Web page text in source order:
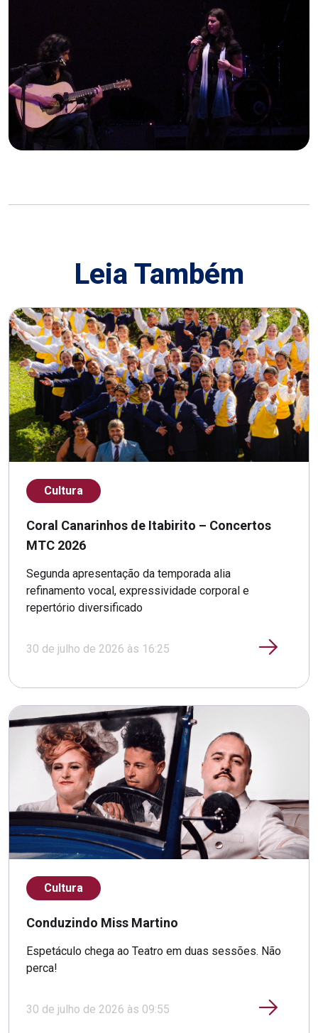
Leia Também
Cultura
Coral Canarinhos de Itabirito – Concertos
MTC 2026
Segunda apresentação da temporada alia
refinamento vocal, expressividade corporal e
repertório diversificado
30 de julho de 2026 às 16:25
Cultura
Conduzindo Miss Martino
Espetáculo chega ao Teatro em duas sessões. Não
perca!
30 de julho de 2026 às 09:55